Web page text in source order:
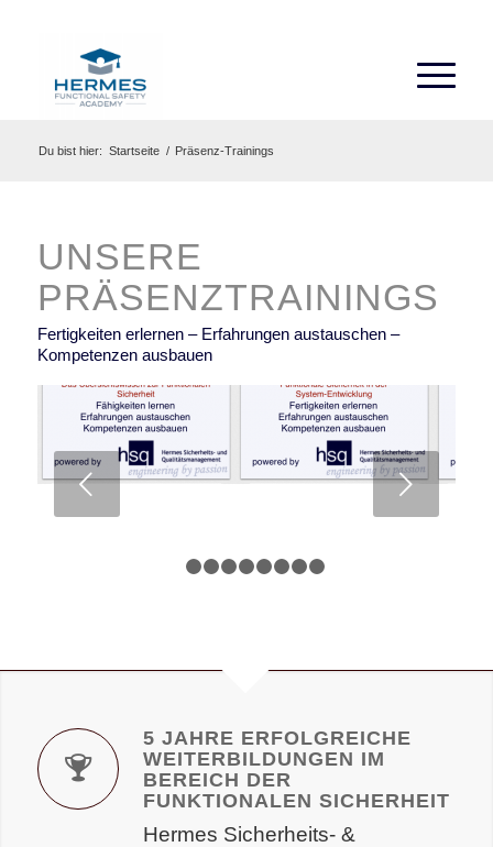
Du bist hier: Startseite / Präsenz-Trainings
UNSERE
PRÄSENZTRAININGS
Fertigkeiten erlernen – Erfahrungen austauschen –
Kompetenzen ausbauen
Weiter
1 2 3
5 JAHRE ERFOLGREICHE
WEITERBILDUNGEN IM
BEREICH DER
FUNKTIONALEN SICHERHEIT
Hermes Sicherheits- &